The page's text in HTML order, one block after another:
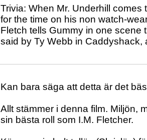
Trivia: When Mr. Underhill
for the time on his non watch-
Fletch tells Gummy in one scene
said by Ty Webb in
Kan bara säga att detta är det
Allt stämmer i denna film. Miljön,
sin bästa roll som I.M. Fletcher.